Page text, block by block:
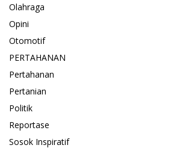
Olahraga
Opini
Otomotif
PERTAHANAN
Pertahanan
Pertanian
Politik
Reportase
Sosok Inspiratif